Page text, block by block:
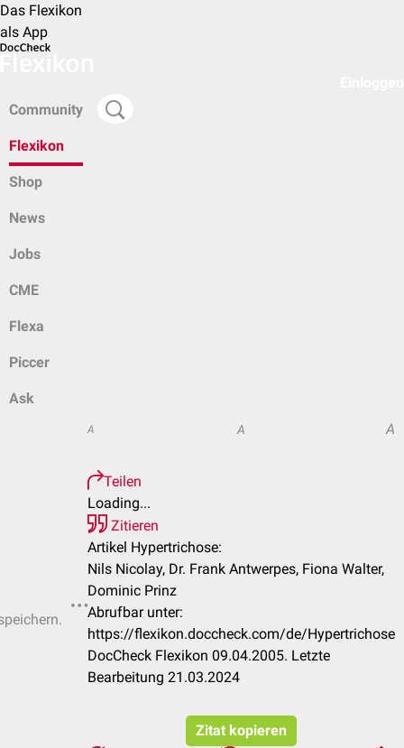
Das Flexikon
als App
Community
Flexikon
Shop
News
Jobs
CME
Flexa
Piccer
Ask
A A A
Teilen
Loading...
Zitieren
Artikel Hypertrichose:
Nils Nicolay, Dr. Frank Antwerpes, Fiona Walter,
Dominic Prinz
Abrufbar unter:
https://flexikon.doccheck.com/de/Hypertrichose
DocCheck Flexikon 09.04.2005. Letzte
Bearbeitung 21.03.2024
Zitat kopieren